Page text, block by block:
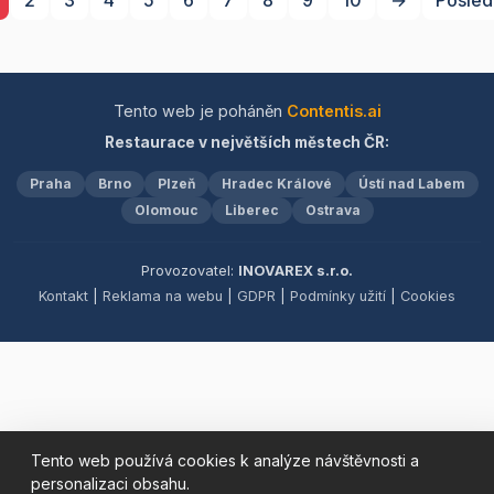
Tento web používá cookies k analýze návštěvnosti a
personalizaci obsahu.
Rodiny s dětmi ocení naše
dobrodruzi mohou vyřádit.
prostorné parkoviště,
příjemné venkovní
bezplatné WiFi připojení,
abyste mohli být stále v
večírek nebo školení, jsme
tu, abychom z vaší akce
zážitek. Přijďte a objevte
Tento web je poháněn Contentis.ai
Restaurace v největších městech ČR:
Praha Brno Plzeň Hradec Králové
Ústí nad Labem
Olomouc
Liberec Ostrava
Provozovatel: INOVAREX s.r.o.
Kontakt
Reklama na webu GDPR Podmínky užití Cookies